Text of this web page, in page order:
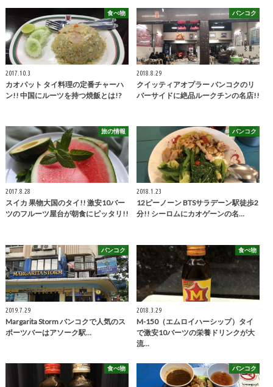
食べ物
2017.10.3
カオパット タイ料理の定番チャーハ
ン!! 中国にルーツを持つ焼飯とは!?
バンコク
2018.8.29
クイッティアオプラー バンコクのリ
バーサイドに絶品ルークチンの名店!!
旅の情報
2017.8.28
スイカ 果物大国のタイ!! 激安10バー
ツのフルーツ屋台が朝食にピッタリ!!
バンコク
2018.1.23
12ピーノーン BTSサラデーン駅徒歩2
分!! シーロムにカオゲーンの名…
バンコク
2019.7.29
Margarita Storm バンコクで人気のス
ポーツバーはアソーク駅…
食べ物
2018.3.29
M-150（エムロイハーシップ）タイ
で激安10バーツの栄養ドリンクが大
流…
食べ物 バンコク